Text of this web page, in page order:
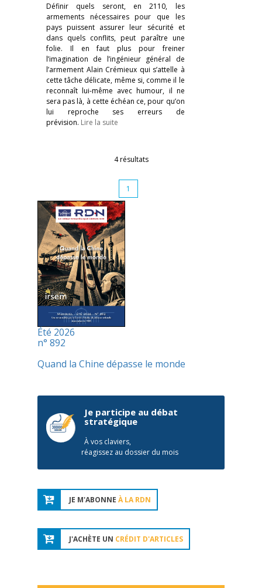
Définir quels seront, en 2110, les
armements nécessaires pour que les
pays puissent assurer leur sécurité et
dans quels conflits, peut paraître une
folie. Il en faut plus pour freiner
l’imagination de l’ingénieur général de
l’armement Alain Crémieux qui s’attelle à
cette tâche délicate, même si, comme il le
reconnaît lui-même avec humour, il ne
sera pas là, à cette échéan ce, pour qu’on
lui reproche ses erreurs de
prévision. Lire la suite
4 résultats
1
Été 2026
n° 892
Quand la Chine dépasse le monde
Je participe au débat
stratégique
À vos claviers,
réagissez au dossier du mois
JE M'ABONNE À LA RDN
J'ACHÈTE UN CRÉDIT D'ARTICLES